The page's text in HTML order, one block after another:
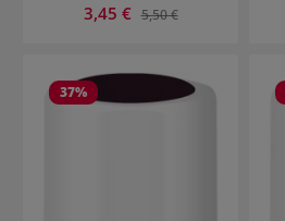
Verkaufspreis:
3,45 € Regulärer Preis:
5,50 €
37%